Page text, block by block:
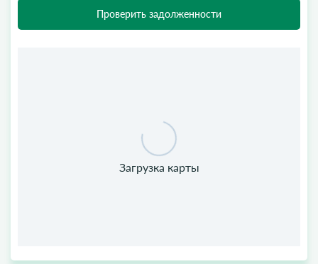
Проверить задолженности